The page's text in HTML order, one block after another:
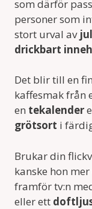
som därför
personer som
stort urval av
drickbart
Det blir till en
kaffesmak från
en tekalender
grötsort i
Brukar din
kanske hon
framför tv:n
eller ett